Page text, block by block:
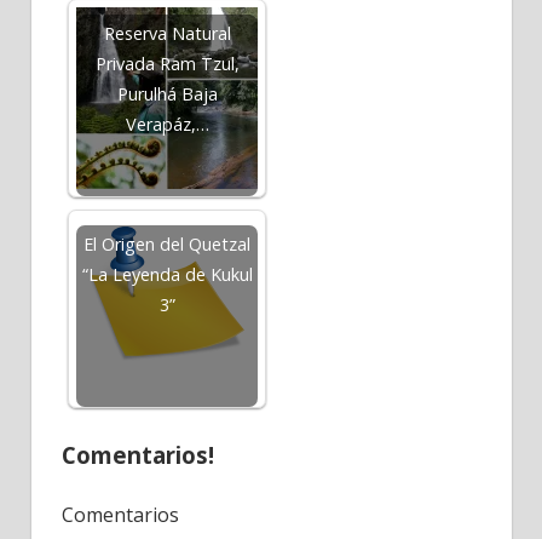
Reserva Natural
Privada Ram Tzul,
Purulhá Baja
Verapáz,…
El Origen del Quetzal
“La Leyenda de Kukul
3”
Comentarios!
Comentarios